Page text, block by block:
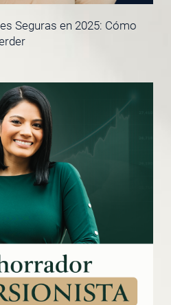
Seguras en 2025: Cómo